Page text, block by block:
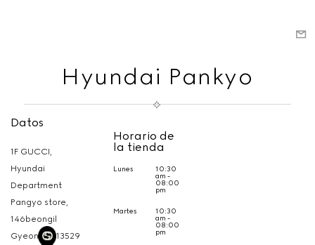
Hyundai Pankyo
Datos
1F GUCCI,
Hyundai
Department
Pangyo store,
146beongil
Gyeonggi, 13529
Horario de
la tienda
Lunes 10:30
am -
08:00
pm
Martes 10:30
am -
08:00
pm